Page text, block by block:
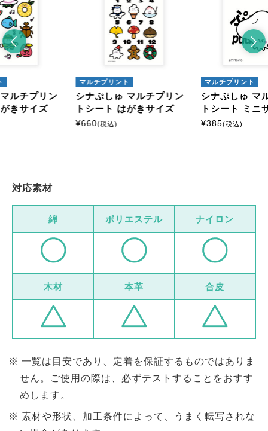
ルチプリン
きサイズ
マルチプリント
シナぷしゅ マルチプリン
トシート はがきサイズ
¥660(税込)
マルチプリント
シナぷしゅ マ
トシート ミニ
¥385(税込)
対応素材
綿 ポリエステル ナイロン
木材 本革 合皮
一覧は目安であり、定着を保証するものではありま
せん。ご使用の際は、必ずテストすることをおすす
めします。
素材や形状、加工条件によって、うまく転写されな